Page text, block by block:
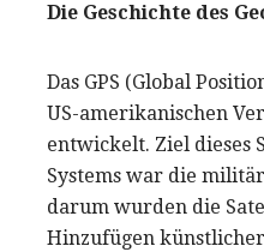
Die Geschichte des
Das GPS (Global
US-amerikanischen
entwickelt. Ziel dieses
Systems war die
darum wurden die
Hinzufügen